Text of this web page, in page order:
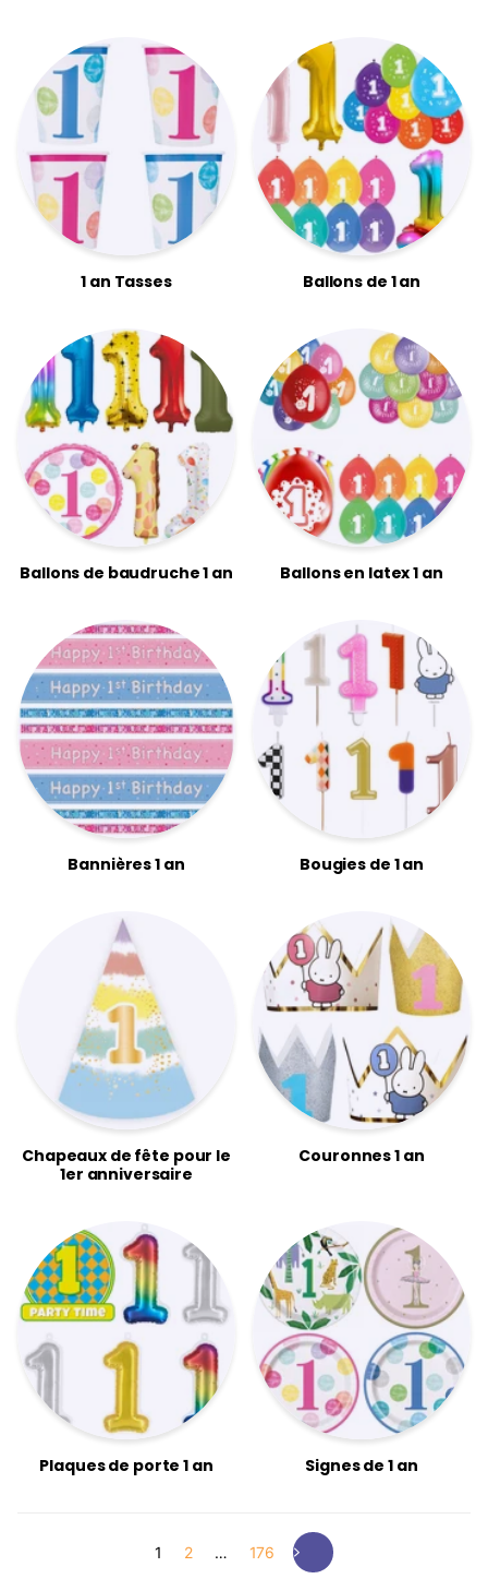
1 an Tasses Ballons de 1 an
Ballons de baudruche 1 an Ballons en latex 1 an
Bannières 1 an Bougies de 1 an
Chapeaux de fête pour le
1er anniversaire
Couronnes 1 an
Plaques de porte 1 an Signes de 1 an
1 2 … 176